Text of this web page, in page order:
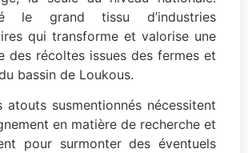
le grand tissu d’industries
qui transforme et valorise une
des récoltes issues des fermes et
bassin de Loukous.
atouts susmentionnés nécessitent
en matière de recherche et
pour surmonter des éventuels